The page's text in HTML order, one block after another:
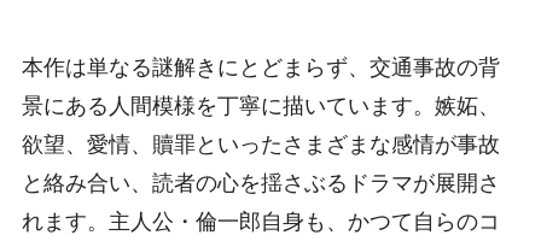
本作は単なる謎解きにとどまらず、交通事故の背
景にある人間模様を丁寧に描いています。嫉妬、
欲望、愛情、贖罪といったさまざまな感情が事故
と絡み合い、読者の心を揺さぶるドラマが展開さ
れます。主人公・倫一郎自身も、かつて自らのコ